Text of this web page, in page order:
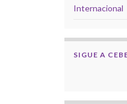
Internacional
SIGUE A